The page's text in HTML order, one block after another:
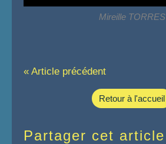
Mireille TORRES
« Article précédent
Retour à l'accueil
Partager cet article